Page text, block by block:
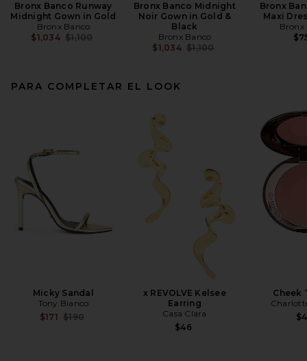
Bronx Banco Runway
Midnight Gown in Gold
Bronx Banco
$1,034 Previous price:
$1,100
Bronx Banco Midnight
Noir Gown in Gold &
Black
Bronx Banco
$1,034 Previous price:
$1,100
Bronx
Maxi
Bronx
PARA COMPLETAR EL LOOK
Micky Sandal
Tony Bianco
$171 Previous price:
$190
x REVOLVE Kelsee
Earring
Casa Clara
$46
Cheek